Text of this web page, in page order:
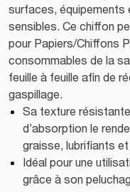
surfaces,
sensibles. Ce chiffon
pour Papiers/Chiffons
consommables de la
feuille à feuille afin de
gaspillage.
Sa texture
d’absorption le
graisse, lubrifiants
Idéal pour une
grâce à son